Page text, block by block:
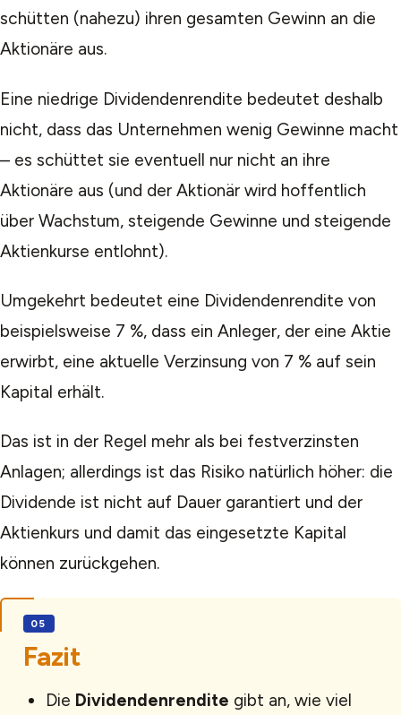
schütten (nahezu) ihren gesamten Gewinn an die
Aktionäre aus.
Eine niedrige Dividendenrendite bedeutet deshalb
nicht, dass das Unternehmen wenig Gewinne macht
– es schüttet sie eventuell nur nicht an ihre
Aktionäre aus (und der Aktionär wird hoffentlich
über Wachstum, steigende Gewinne und steigende
Aktienkurse entlohnt).
Umgekehrt bedeutet eine Dividendenrendite von
beispielsweise 7 %, dass ein Anleger, der eine Aktie
erwirbt, eine aktuelle Verzinsung von 7 % auf sein
Kapital erhält.
Das ist in der Regel mehr als bei festverzinsten
Anlagen; allerdings ist das Risiko natürlich höher: die
Dividende ist nicht auf Dauer garantiert und der
Aktienkurs und damit das eingesetzte Kapital
können zurückgehen.
Fazit
Die Dividendenrendite gibt an, wie viel